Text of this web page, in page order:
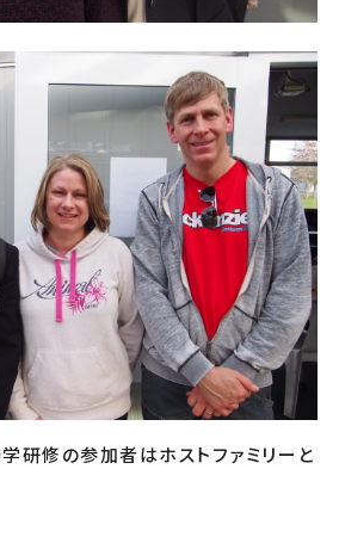
研修の参加者はホストファミリーと